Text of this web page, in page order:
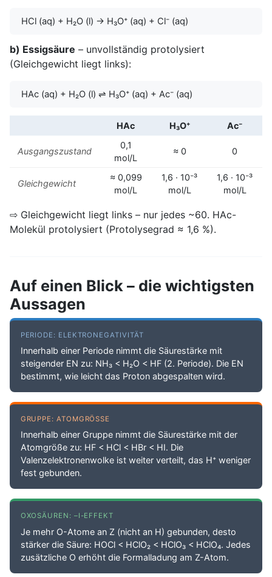
HCl (aq) + H₂O (l) → H₃O⁺ (aq) + Cl⁻ (aq)
b) Essigsäure – unvollständig protolysiert
(Gleichgewicht liegt links):
HAc (aq) + H₂O (l) ⇌ H₃O⁺ (aq) + Ac⁻ (aq)
HAc H₃O⁺ Ac⁻
Ausgangszustand
0,1
mol/L
≈ 0 0
Gleichgewicht
≈ 0,099
mol/L
1,6 · 10⁻³
mol/L
1,6 · 10⁻³
mol/L
⇨ Gleichgewicht liegt links – nur jedes ~60. HAc-
Molekül protolysiert (Protolysegrad ≈ 1,6 %).
Auf einen Blick – die wichtigsten
Aussagen
PERIODE: ELEKTRONEGATIVITÄT
Innerhalb einer Periode nimmt die Säurestärke mit
steigender EN zu: NH₃ < H₂O < HF (2. Periode). Die EN
bestimmt, wie leicht das Proton abgespalten wird.
GRUPPE: ATOMGRÖSSE
Innerhalb einer Gruppe nimmt die Säurestärke mit der
Atomgröße zu: HF < HCl < HBr < HI. Die
Valenzelektronenwolke ist weiter verteilt, das H⁺ weniger
fest gebunden.
OXOSÄUREN: –I-EFFEKT
Je mehr O-Atome an Z (nicht an H) gebunden, desto
stärker die Säure: HOCl < HClO₂ < HClO₃ < HClO₄. Jedes
zusätzliche O erhöht die Formalladung am Z-Atom.